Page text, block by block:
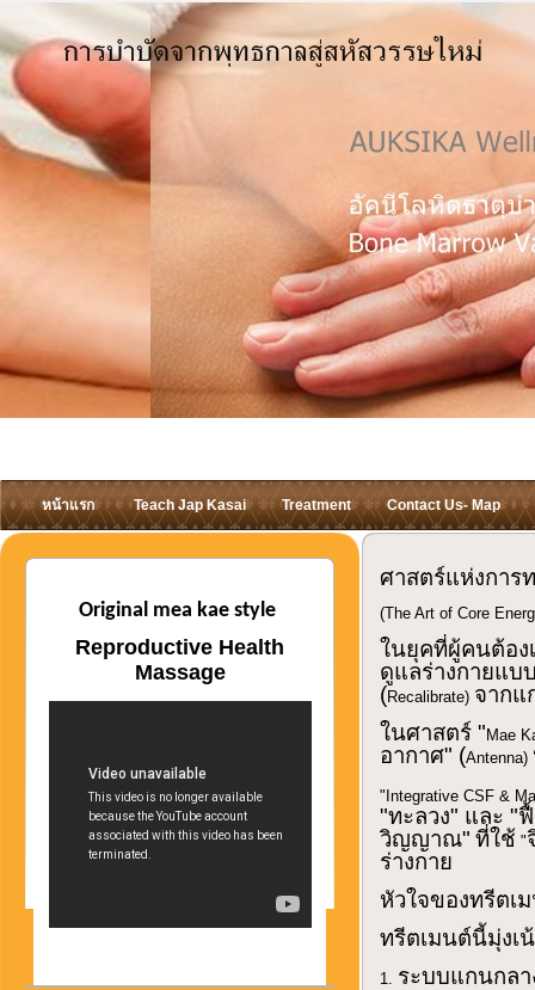
หน้าแรก Teach Jap Kasai Treatment Contact Us- Map
Original mea kae style
Reproductive Health
Massage
ศาสตร์แห่งการ
(The Art of Core
ในยุคที่ผู้คนต้อง
ดูแลร่างกายแบ
(Recalibrate) จากแ
ในศาสตร์ " Mae
อากาศ" (Antenna)
"Integrative CSF &
"ทะลวง" และ "
วิญญาณ" ที่ใช้ "
ร่างกาย
หัวใจของทรีตเ
ทรีตเมนต์นี้มุ่งเ
1. ระบบแกนกลา